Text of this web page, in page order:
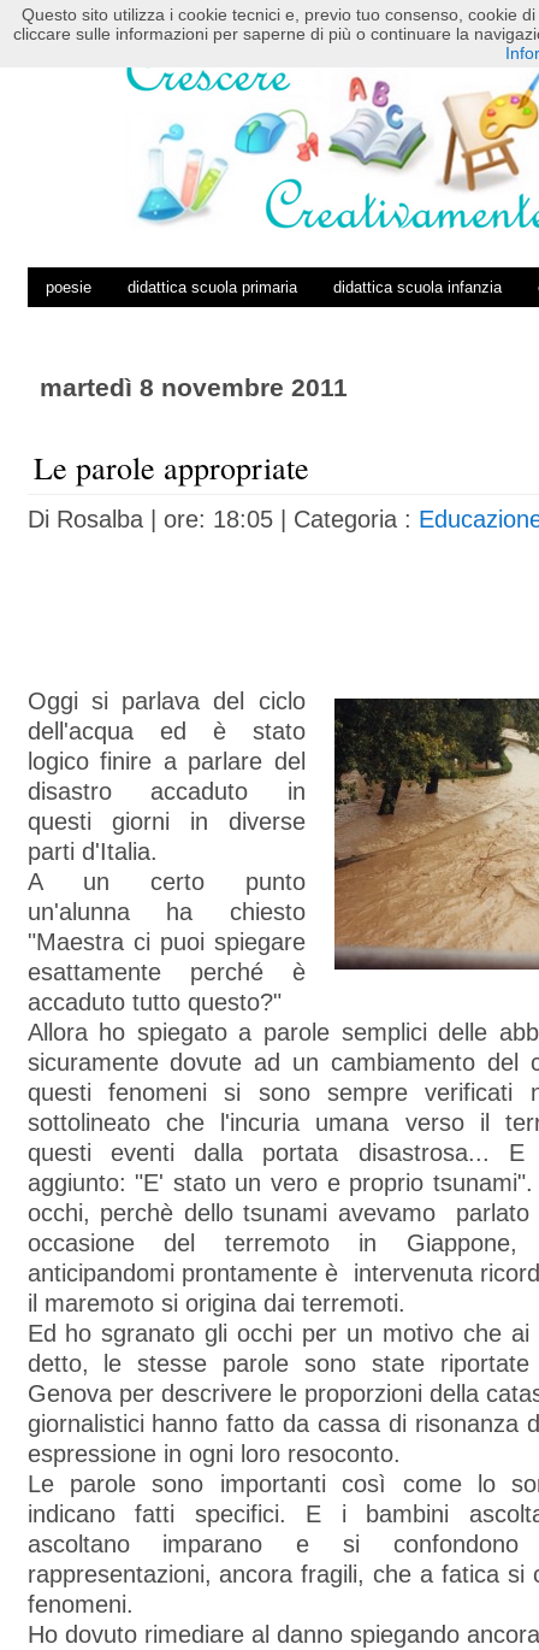
HOME POSTS RSS COMMENTS RSS
poesie didattica scuola primaria didattica scuola infanzia
martedì 8 novembre 2011
Le parole appropriate
Di Rosalba| ore: 18:05 | Categoria :
Oggi si parlava del ciclo
dell'acqua ed è stato
logico finire a parlare del
disastro accaduto in
questi giorni in diverse
parti d'Italia.
A un certo punto
un'alunna ha chiesto
"Maestra ci puoi spiegare
esattamente perché è
accaduto tutto questo?"
Allora ho spiegato a parole semplici delle
sicuramente dovute ad un cambiamento del
questi fenomeni si sono sempre verificati
sottolineato che l'incuria umana verso il
questi eventi dalla portata disastrosa...
aggiunto: "E' stato un vero e proprio
occhi, perchè dello tsunami avevamo parlato
occasione del terremoto in Giappone,
anticipandomi prontamente è intervenuta
il maremoto si origina dai terremoti.
Ed ho sgranato gli occhi per un motivo che ai
detto, le stesse parole sono state
Genova per descrivere le proporzioni della
giornalistici hanno fatto da cassa di risonanza
espressione in ogni loro resoconto.
Le parole sono importanti così come lo
indicano fatti specifici. E i bambini
ascoltano imparano e si
rappresentazioni, ancora fragili, che a fatica si
fenomeni.
Ho dovuto rimediare al danno spiegando
Questo sito utilizza i cookie tecnici e, previo tuo consenso, cookie
cliccare sulle informazioni per saperne di più o continuare la